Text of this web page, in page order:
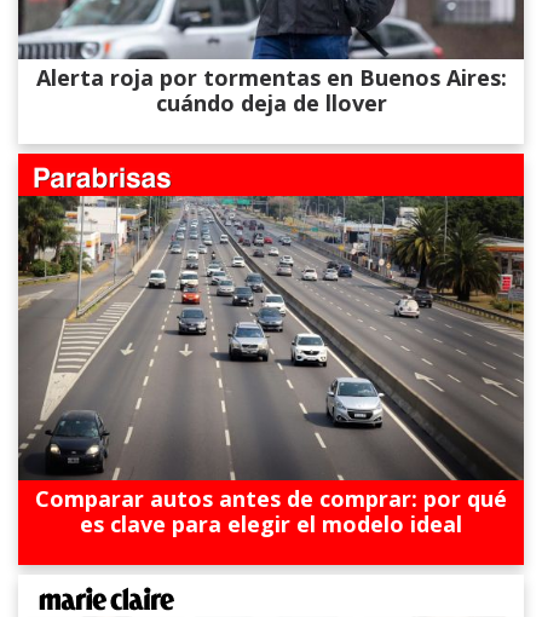
Alerta roja por tormentas en Buenos Aires:
cuándo deja de llover
Comparar autos antes de comprar: por qué
es clave para elegir el modelo ideal